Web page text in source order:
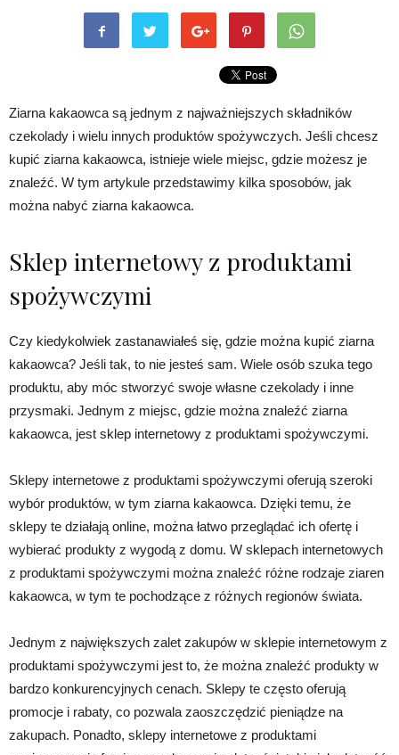
Ziarna kakaowca są jednym z najważniejszych składników
czekolady i wielu innych produktów spożywczych. Jeśli chcesz
kupić ziarna kakaowca, istnieje wiele miejsc, gdzie możesz je
znaleźć. W tym artykule przedstawimy kilka sposobów, jak
można nabyć ziarna kakaowca.
Sklep internetowy z produktami
spożywczymi
Czy kiedykolwiek zastanawiałeś się, gdzie można kupić ziarna
kakaowca? Jeśli tak, to nie jesteś sam. Wiele osób szuka tego
produktu, aby móc stworzyć swoje własne czekolady i inne
przysmaki. Jednym z miejsc, gdzie można znaleźć ziarna
kakaowca, jest sklep internetowy z produktami spożywczymi.
Sklepy internetowe z produktami spożywczymi oferują szeroki
wybór produktów, w tym ziarna kakaowca. Dzięki temu, że
sklepy te działają online, można łatwo przeglądać ich ofertę i
wybierać produkty z wygodą z domu. W sklepach internetowych
z produktami spożywczymi można znaleźć różne rodzaje ziaren
kakaowca, w tym te pochodzące z różnych regionów świata.
Jednym z największych zalet zakupów w sklepie internetowym z
produktami spożywczymi jest to, że można znaleźć produkty w
bardzo konkurencyjnych cenach. Sklepy te często oferują
promocje i rabaty, co pozwala zaoszczędzić pieniądze na
zakupach. Ponadto, sklepy internetowe z produktami